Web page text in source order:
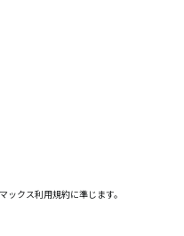
クス利用規約に準じます。